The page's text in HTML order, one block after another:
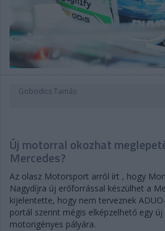
Gobodics Tamás
Új motorral okozhat
Mercedes?
Az olasz Motorsport arról írt , hogy
Nagydíjra új erőforrással készülhet a
kijelentette, hogy nem terveznek
portál szerint mégis elképzelhető egy
motorigényes pályára.